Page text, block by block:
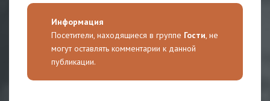
Информация
Посетители, находящиеся в группе Гости, не
могут оставлять комментарии к данной
публикации.